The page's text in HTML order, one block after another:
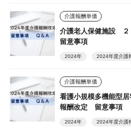
介護報酬単価
介護老人保健施設 ２
留意事項
2024年 2024年度介護
介護報酬単価
看護小規模多機能型
報酬改定 留意事項
2024年 2024年度介護